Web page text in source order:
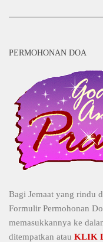
PERMOHONAN DOA
Bagi Jemaat yang rindu
Formulir Permohonan
memasukkannya ke
ditempatkan atau KLIK